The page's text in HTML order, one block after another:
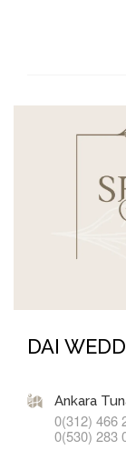
DAI
Ankara
0(312) 466
0(530) 283